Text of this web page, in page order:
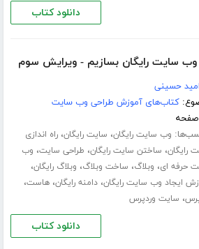
دانلود کتاب
وب سایت رایگان بسازیم - ویرایش سوم
امید حسینی
کتاب‌های آموزش طراحی وب سایت
وب سایت رایگان، سایت رایگان،راه اندازی
رایگان، ساختن سایت رایگان، طراحی سایت، وب
حرفه ای، وبلاگ، ساخت وبلاگ، وبلاگ رایگان،
ایجاد وب سایت رایگان،دامنه رایگان،هاست،
، سایت وردپرس
دانلود کتاب